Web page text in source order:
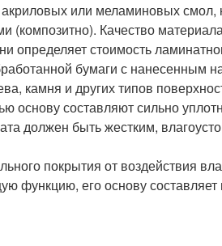
или меламиновых смол,
(композитно). Качество
стоимость
бумаги с нанесенным
камня и других типов
основу составляют сильно
должен быть жестким,
покрытия от воздействия
функцию, его основу составляет